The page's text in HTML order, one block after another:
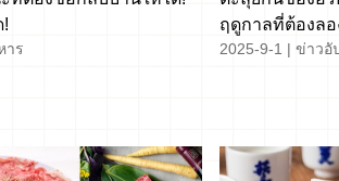
าร
ฤดูกาลที่ต้องลอ
2025-9-1 | ข่าวอั